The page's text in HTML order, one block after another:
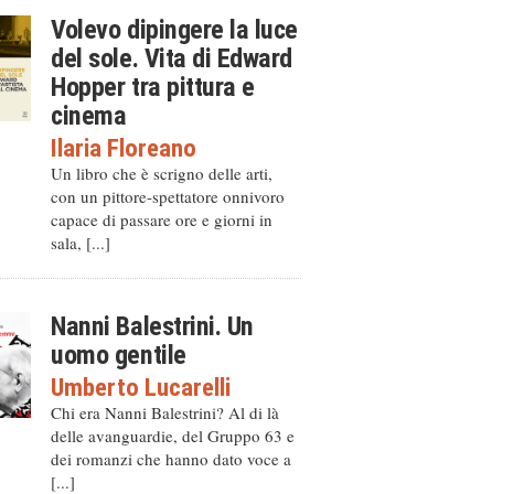
Volevo dipingere la luce
del sole. Vita di Edward
Hopper tra pittura e
cinema
Ilaria Floreano
Un libro che è scrigno delle arti,
con un pittore-spettatore onnivoro
capace di passare ore e giorni in
sala, [...]
Nanni Balestrini. Un
uomo gentile
Umberto Lucarelli
Chi era Nanni Balestrini? Al di là
delle avanguardie, del Gruppo 63 e
dei romanzi che hanno dato voce a
[...]